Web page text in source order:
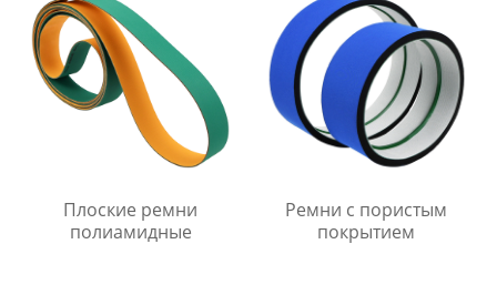
Плоские ремни
полиамидные
Ремни с пористым
покрытием